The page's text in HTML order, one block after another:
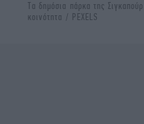
Τα δημόσια πάρκα της
κοινότητα / PEXELS